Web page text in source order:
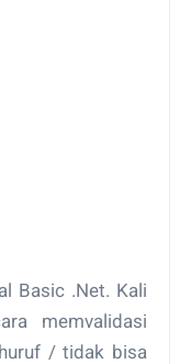
Basic .Net. Kali
memvalidasi
/ tidak bisa